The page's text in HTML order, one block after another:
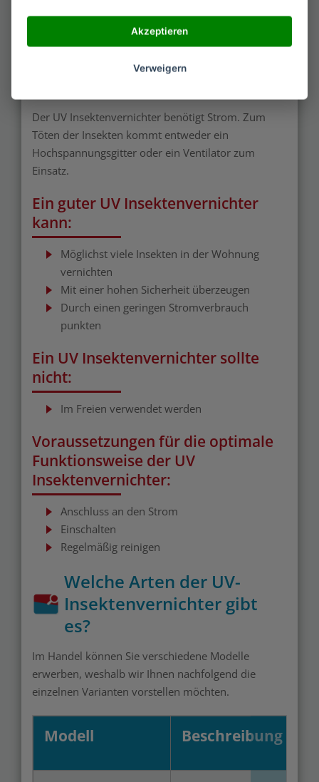
Die meisten UV Insektenvernichter sind
ausschließlich für den Betrieb in geschlossenen
Räumen geeignet, da sie den äußeren
Witterungsbedingungen nicht ausgesetzt werden
Der UV Insektenvernichter benötigt Strom. Zum
Töten der Insekten kommt entweder ein
Hochspannungsgitter oder ein Ventilator zum
Einsatz.
Ein guter UV Insektenvernichter
kann:
Möglichst viele Insekten in der Wohnung
vernichten
Mit einer hohen Sicherheit überzeugen
Durch einen geringen Stromverbrauch
punkten
Ein UV Insektenvernichter sollte
nicht:
Im Freien verwendet werden
Voraussetzungen für die optimale
Funktionsweise der UV
Insektenvernichter:
Anschluss an den Strom
Einschalten
Regelmäßig reinigen
Welche Arten der UV-
Insektenvernichter gibt
es?
Im Handel können Sie verschiedene Modelle
erwerben, weshalb wir Ihnen nachfolgend die
einzelnen Varianten vorstellen möchten.
Modell Beschreibung
Akzeptieren
Verweigern